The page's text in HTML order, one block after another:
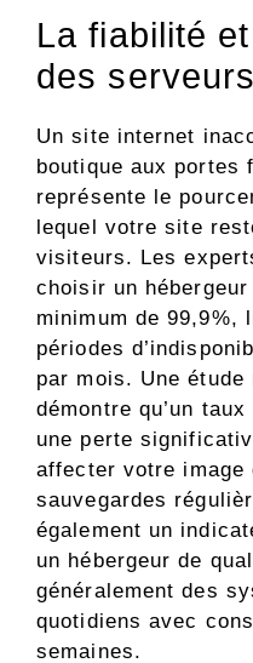
La fiabilité
des serveurs
Un site internet
boutique aux portes
représente le
lequel votre site
visiteurs. Les
choisir un
minimum de 99,9%,
périodes
par mois. Une étude
démontre qu’un
une perte
affecter votre image
sauvegardes
également un
un hébergeur de
généralement des
quotidiens avec
semaines.